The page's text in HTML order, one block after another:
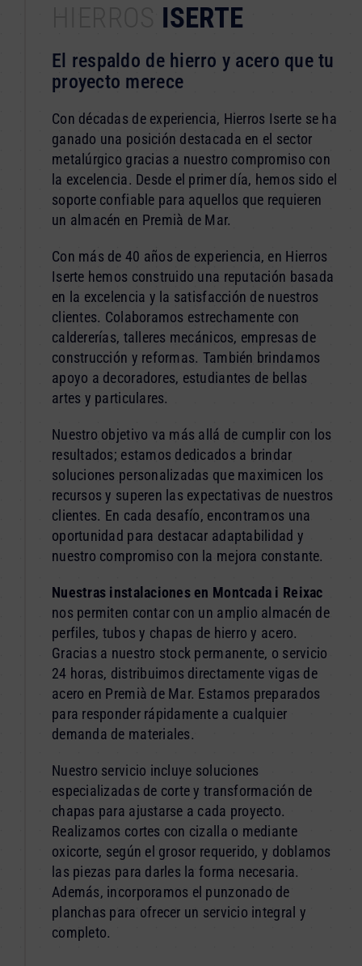
ISERTE
El respaldo de hierro y acero que tu
proyecto merece
Con décadas de experiencia, Hierros Iserte se ha
ganado una posición destacada en el sector
metalúrgico gracias a nuestro compromiso con
la excelencia. Desde el primer día, hemos sido el
soporte confiable para aquellos que requieren
un almacén en Premià de Mar.
Con más de 40 años de experiencia, en Hierros
Iserte hemos construido una reputación basada
en la excelencia y la satisfacción de nuestros
clientes. Colaboramos estrechamente con
caldererías, talleres mecánicos, empresas de
construcción y reformas. También brindamos
apoyo a decoradores, estudiantes de bellas
artes y particulares.
Nuestro objetivo va más allá de cumplir con los
resultados; estamos dedicados a brindar
soluciones personalizadas que maximicen los
recursos y superen las expectativas de nuestros
clientes. En cada desafío, encontramos una
oportunidad para destacar adaptabilidad y
nuestro compromiso con la mejora constante.
Nuestras instalaciones en Montcada i Reixac
nos permiten contar con un amplio almacén de
perfiles, tubos y chapas de hierro y acero.
Gracias a nuestro stock permanente, o servicio
24 horas, distribuimos directamente vigas de
acero en Premià de Mar. Estamos preparados
para responder rápidamente a cualquier
demanda de materiales.
Nuestro servicio incluye soluciones
especializadas de corte y transformación de
chapas para ajustarse a cada proyecto.
Realizamos cortes con cizalla o mediante
oxicorte, según el grosor requerido, y doblamos
las piezas para darles la forma necesaria.
Además, incorporamos el punzonado de
planchas para ofrecer un servicio integral y
completo.